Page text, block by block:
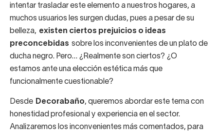
intentar trasladar este elemento a nuestros hogares, a
muchos usuarios les surgen dudas, pues a pesar de su
belleza, existen ciertos prejuicios o ideas
preconcebidas sobre los inconvenientes de un plato de
ducha negro. Pero… ¿Realmente son ciertos? ¿O
estamos ante una elección estética más que
funcionalmente cuestionable?
Desde Decorabaño, queremos abordar este tema con
honestidad profesional y experiencia en el sector.
Analizaremos los inconvenientes más comentados, para